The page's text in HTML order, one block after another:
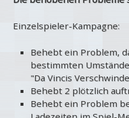
Einzelspieler-Kampagne:
Behebt ein Problem,
bestimmten
"Da Vincis
Behebt 2 plötzlich
Behebt ein Problem